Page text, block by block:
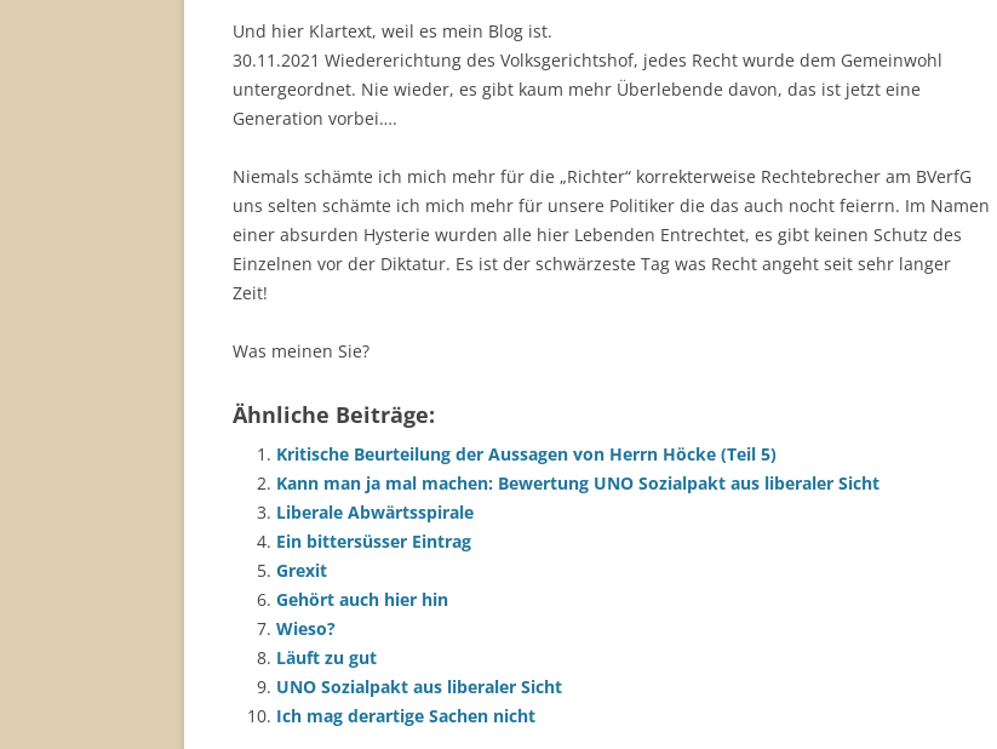
Und hier Klartext, weil es mein Blog ist.
30.11.2021 Wiedererichtung des Volksgerichtshof, jedes Recht wurde dem Gemeinwohl
untergeordnet. Nie wieder, es gibt kaum mehr Überlebende davon, das ist jetzt eine
Generation vorbei….
Niemals schämte ich mich mehr für die „Richter“ korrekterweise Rechtebrecher am BVerfG
uns selten schämte ich mich mehr für unsere Politiker die das auch nocht feierrn. Im Namen
einer absurden Hysterie wurden alle hier Lebenden Entrechtet, es gibt keinen Schutz des
Einzelnen vor der Diktatur. Es ist der schwärzeste Tag was Recht angeht seit sehr langer
Zeit!
Was meinen Sie?
Ähnliche Beiträge:
Kritische Beurteilung der Aussagen von Herrn Höcke (Teil 5)
Kann man ja mal machen: Bewertung UNO Sozialpakt aus liberaler Sicht
Liberale Abwärtsspirale
Ein bittersüsser Eintrag
Grexit
Gehört auch hier hin
Wieso?
Läuft zu gut
UNO Sozialpakt aus liberaler Sicht
Ich mag derartige Sachen nicht